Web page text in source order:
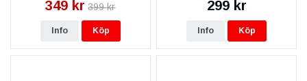
iPhone 16 Plus iPhone 16
Pro
349 kr 399 kr
Info Köp
iPhone 16 Plus iPhone 16
Pro
299 kr
Info Köp